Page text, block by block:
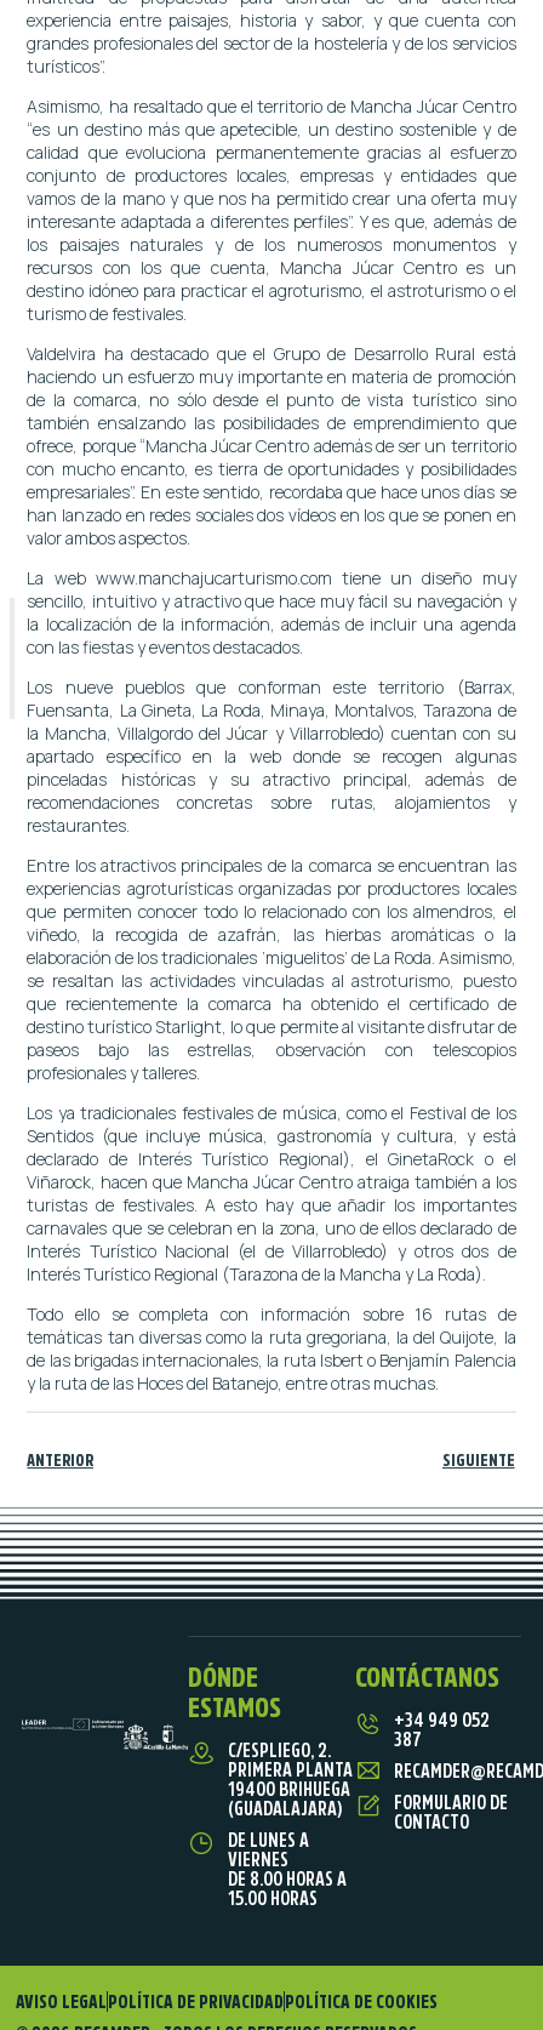
experiencia entre paisajes, historia y sabor, y que cuenta con
grandes profesionales del sector de la hostelería y de los servicios
turísticos”.
Asimismo, ha resaltado que el territorio de Mancha Júcar Centro
“es un destino más que apetecible, un destino sostenible y de
calidad que evoluciona permanentemente gracias al esfuerzo
conjunto de productores locales, empresas y entidades que
vamos de la mano y que nos ha permitido crear una oferta muy
interesante adaptada a diferentes perfiles”. Y es que, además de
los paisajes naturales y de los numerosos monumentos y
recursos con los que cuenta, Mancha Júcar Centro es un
destino idóneo para practicar el agroturismo, el astroturismo o el
turismo de festivales.
Valdelvira ha destacado que el Grupo de Desarrollo Rural está
haciendo un esfuerzo muy importante en materia de promoción
de la comarca, no sólo desde el punto de vista turístico sino
también ensalzando las posibilidades de emprendimiento que
ofrece, porque “Mancha Júcar Centro además de ser un territorio
con mucho encanto, es tierra de oportunidades y posibilidades
empresariales”. En este sentido, recordaba que hace unos días se
han lanzado en redes sociales dos vídeos en los que se ponen en
valor ambos aspectos.
La web www.manchajucarturismo.com tiene un diseño muy
sencillo, intuitivo y atractivo que hace muy fácil su navegación y
la localización de la información, además de incluir una agenda
con las fiestas y eventos destacados.
Los nueve pueblos que conforman este territorio (Barrax,
Fuensanta, La Gineta, La Roda, Minaya, Montalvos, Tarazona de
la Mancha, Villalgordo del Júcar y Villarrobledo) cuentan con su
apartado específico en la web donde se recogen algunas
pinceladas históricas y su atractivo principal, además de
recomendaciones concretas sobre rutas, alojamientos y
restaurantes.
Entre los atractivos principales de la comarca se encuentran las
experiencias agroturísticas organizadas por productores locales
que permiten conocer todo lo relacionado con los almendros, el
viñedo, la recogida de azafrán, las hierbas aromáticas o la
elaboración de los tradicionales ‘miguelitos’ de La Roda. Asimismo,
se resaltan las actividades vinculadas al astroturismo, puesto
que recientemente la comarca ha obtenido el certificado de
destino turístico Starlight, lo que permite al visitante disfrutar de
paseos bajo las estrellas, observación con telescopios
profesionales y talleres.
Los ya tradicionales festivales de música, como el Festival de los
Sentidos (que incluye música, gastronomía y cultura, y está
declarado de Interés Turístico Regional), el GinetaRock o el
Viñarock, hacen que Mancha Júcar Centro atraiga también a los
turistas de festivales. A esto hay que añadir los importantes
carnavales que se celebran en la zona, uno de ellos declarado de
Interés Turístico Nacional (el de Villarrobledo) y otros dos de
Interés Turístico Regional (Tarazona de la Mancha y La Roda).
Todo ello se completa con información sobre 16 rutas de
temáticas tan diversas como la ruta gregoriana, la del Quijote, la
de las brigadas internacionales, la ruta Isbert o Benjamín Palencia
y la ruta de las Hoces del Batanejo, entre otras muchas.
ANTERIOR SIGUIENTE
DÓNDE
ESTAMOS
C/ESPLIEGO, 2.
PRIMERA PLANTA
19400 BRIHUEGA
(GUADALAJARA)
DE LUNES A
VIERNES
DE 8.00 HORAS A
15.00 HORAS
CONTÁCTANOS
+34 949 052
387
FORMULARIO DE
CONTACTO
AVISO LEGAL POLÍTICA DE PRIVACIDAD POLÍTICA DE COOKIES